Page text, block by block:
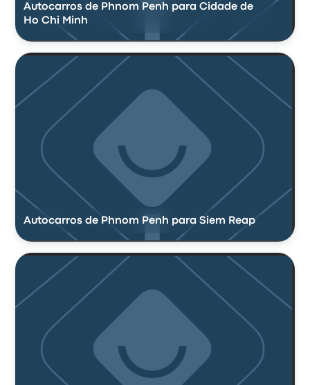
Autocarros de Phnom Penh para Cidade de
Ho Chi Minh
Autocarros de Phnom Penh para Siem Reap